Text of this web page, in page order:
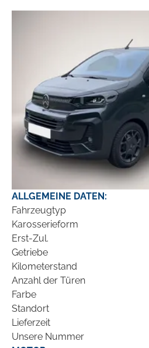
ALLGEMEINE DATEN:
Fahrzeugtyp
Karosserieform
Erst-Zul.
Getriebe
Kilometerstand
Anzahl der Türen
Farbe
Standort
Lieferzeit
Unsere Nummer